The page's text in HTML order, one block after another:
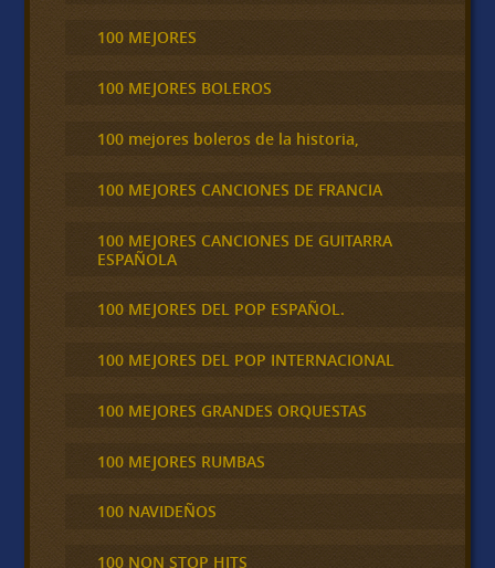
100 MEJORES
100 MEJORES BOLEROS
100 mejores boleros de la historia,
100 MEJORES CANCIONES DE FRANCIA
100 MEJORES CANCIONES DE GUITARRA
ESPAÑOLA
100 MEJORES DEL POP ESPAÑOL.
100 MEJORES DEL POP INTERNACIONAL
100 MEJORES GRANDES ORQUESTAS
100 MEJORES RUMBAS
100 NAVIDEÑOS
100 NON STOP HITS